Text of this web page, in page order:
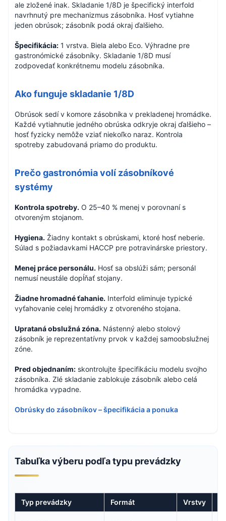
ale zložené inak. Skladanie 1/8D je špecifický interfold
navrhnutý pre mechanizmus zásobníka. Hosť vytiahne
jeden obrúsok; zásobník podá okraj ďalšieho.
Špecifikácia: 1 vrstva. Biela alebo Eco. Výhradne pre
gastronómické zásobníky. Skladanie 1/8D musí
zodpovedať konkrétnemu modelu zásobníka.
Ako funguje skladanie 1/8D
Obrúsok sedí v komore zásobníka v prekladenej hromádke.
Každé vytiahnutie jedného obrúska odkryje okraj ďalšieho –
hosť fyzicky nemôže vziať niekoľko naraz. Kontrola
spotreby zabudovaná priamo do produktu.
Prečo gastronómia volí zásobníkové
systémy
Kontrola spotreby. O 25–40 % menej v porovnaní s
otvoreným stojanom.
Hygiena. Žiadny kontakt s obrúskami, ktoré hosť neberie.
Súlad s požiadavkami HACCP pre potravinárske priestory.
Menej práce personálu. Hosť sa obslúži sám; personál
nemusí neustále dopĺňať stojany.
Žiadne hromadné ťahanie. Interfold eliminuje typické
vyťahovanie celej hromádky z otvoreného stojana.
Uprataná obslužná zóna. Nástenný alebo stolový
zásobník je reprezentatívny prvok v každej samoobslužnej
zóne.
Pred objednaním: skontrolujte špecifikáciu modelu svojho
zásobníka. Zlé skladanie zablokuje zásobník alebo celá
hromádka vypadne.
Obrúsky do zásobníkov – špecifikácia a ponuka
Tabuľka výberu podľa typu prevádzky
Typ prevádzky Formát Vrstvy